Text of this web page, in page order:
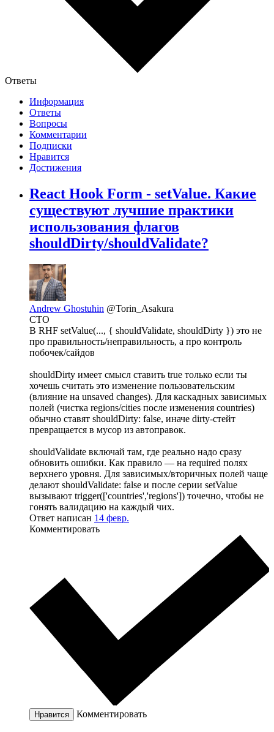
Ответы
Информация
Ответы
Вопросы
Комментарии
Подписки
Нравится
Достижения
React Hook Form - setValue. Какие
существуют лучшие практики
использования флагов
shouldDirty/shouldValidate?
Andrew Ghostuhin @Torin_Asakura
CTO
В RHF setValue(..., { shouldValidate, shouldDirty }) это не
про правильность/неправильность, а про контроль
побочек/сайдов
shouldDirty имеет смысл ставить true только если ты
хочешь считать это изменение пользовательским
(влияние на unsaved changes). Для каскадных зависимых
полей (чистка regions/cities после изменения countries)
обычно ставят shouldDirty: false, иначе dirty-стейт
превращается в мусор из автоправок.
shouldValidate включай там, где реально надо сразу
обновить ошибки. Как правило — на required полях
верхнего уровня. Для зависимых/вторичных полей чаще
делают shouldValidate: false и после серии setValue
вызывают trigger(['countries','regions']) точечно, чтобы не
гонять валидацию на каждый чих.
Ответ написан 14 февр.
Комментировать
Нравится Комментировать